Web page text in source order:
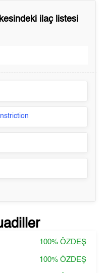
ilaç listesi
100% ÖZDEŞ
100% ÖZDEŞ